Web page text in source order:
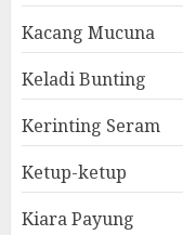
Kacang Mucuna
Keladi Bunting
Kerinting Seram
Ketup-ketup
Kiara Payung